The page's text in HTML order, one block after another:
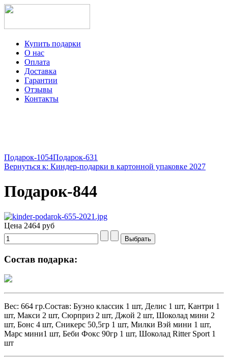
Купить подарки
О нас
Оплата
Доставка
Гарантии
Отзывы
Контакты
Подарок-1054Подарок-631
Вернуться к: Киндер-подарки в картонной упаковке 2027
Подарок-844
Цена 2464 руб
Состав подарка:
Вес: 664 гр.Состав: Буэно классик 1 шт, Делис 1 шт, Кантри 1
шт, Макси 2 шт, Сюрприз 2 шт, Джой 2 шт, Шоколад мини 2
шт, Бонс 4 шт, Сникерс 50,5гр 1 шт, Милки Вэй мини 1 шт,
Марс мини1 шт, Беби Фокс 90гр 1 шт, Шоколад Ritter Sport 1
шт